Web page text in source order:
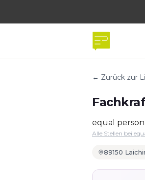
← Zurück zur
equal
Alle Stellen bei
89150